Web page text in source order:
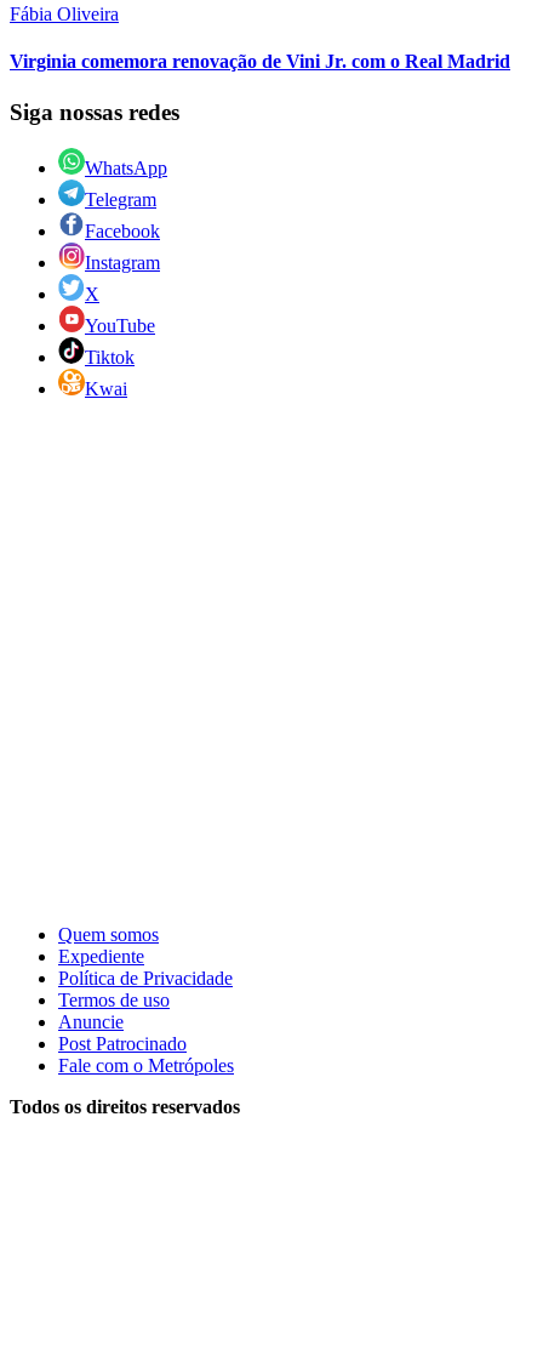
Fábia Oliveira
Virginia comemora renovação de Vini Jr. com o Real Madrid
Siga nossas redes
WhatsApp
Telegram
Facebook
Instagram
X
YouTube
Tiktok
Kwai
Quem somos
Expediente
Política de Privacidade
Termos de uso
Anuncie
Post Patrocinado
Fale com o Metrópoles
Todos os direitos reservados